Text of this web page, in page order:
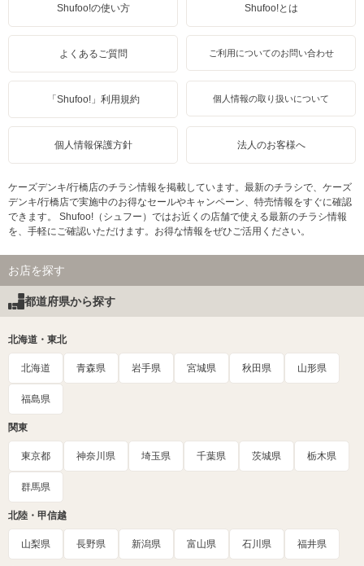
Shufoo!の使い方 Shufoo!とは
よくあるご質問 ご利用についてのお問い合わせ
「Shufoo!」利用規約 個人情報の取り扱いについて
個人情報保護方針 法人のお客様へ
ケーズデンキ/行橋店のチラシ情報を掲載しています。最新のチラシで、ケーズ
デンキ/行橋店で実施中のお得なセールやキャンペーン、特売情報をすぐに確認
できます。 Shufoo!（シュフー）ではお近くの店舗で使える最新のチラシ情報
を、手軽にご確認いただけます。お得な情報をぜひご活用ください。
お店を探す
都道府県から探す
北海道・東北
北海道 青森県 岩手県 宮城県 秋田県 山形県
福島県
関東
東京都 神奈川県 埼玉県 千葉県 茨城県 栃木県
群馬県
北陸・甲信越
山梨県 長野県 新潟県 富山県 石川県 福井県